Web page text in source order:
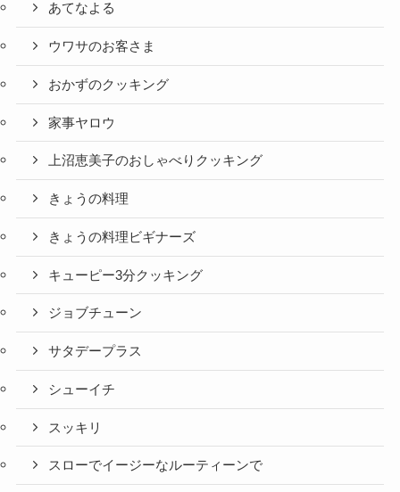
あてなよる
ウワサのお客さま
おかずのクッキング
家事ヤロウ
上沼恵美子のおしゃべりクッキング
きょうの料理
きょうの料理ビギナーズ
キューピー3分クッキング
ジョブチューン
サタデープラス
シューイチ
スッキリ
スローでイージーなルーティーンで